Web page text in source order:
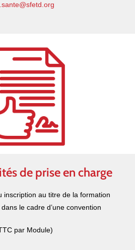
de prise en charge
inscription au titre de la formation
le cadre d’une convention
par Module)